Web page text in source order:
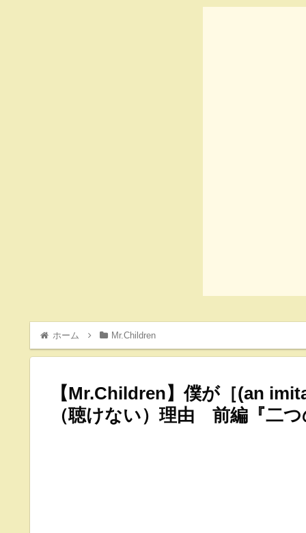
ホーム Mr.Children
【Mr.Children】僕が［(an
（聴けない）理由 前編『二